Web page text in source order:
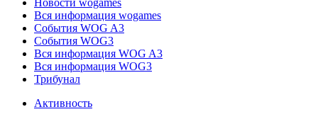
Вся информация wogames
События WOG A3
События WOG3
Вся информация WOG A3
Вся информация WOG3
Трибунал
Активность